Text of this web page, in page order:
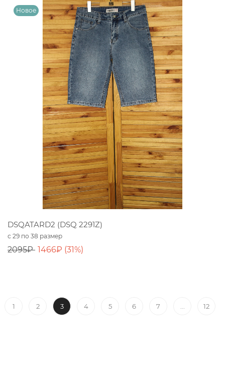
DSQATARD2 (DSQ 2291Z)
с 29 по 38 размер
2095₽ 1466₽ (31%)
1 2 3 4 5 6 7 12